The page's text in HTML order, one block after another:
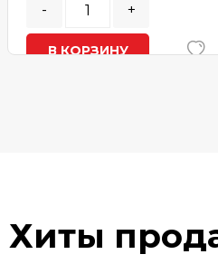
- +
В КОРЗИНУ
Хиты